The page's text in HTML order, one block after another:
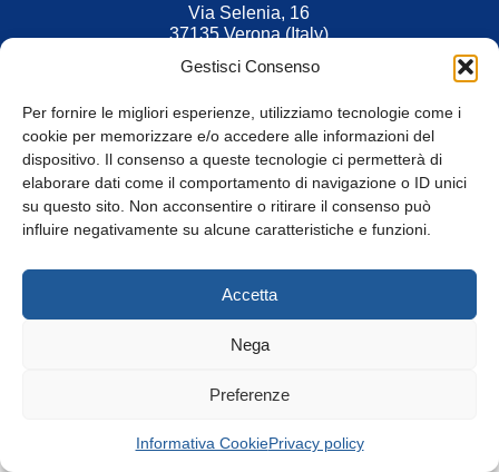
Gestisci Consenso
Per fornire le migliori esperienze, utilizziamo tecnologie come i
cookie per memorizzare e/o accedere alle informazioni del
dispositivo. Il consenso a queste tecnologie ci permetterà di
elaborare dati come il comportamento di navigazione o ID unici
su questo sito. Non acconsentire o ritirare il consenso può
influire negativamente su alcune caratteristiche e funzioni.
Accetta
Nega
Preferenze
Informativa CookiePrivacy policy
Via Selenia, 16
37135 Verona (Italy)
Fax 045 9211599
© Tutti i diritti riservati